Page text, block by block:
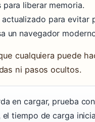
liberar memoria.
para evitar
un navegador
cualquiera puede
ni pasos ocultos.
en cargar, prueba
tiempo de carga